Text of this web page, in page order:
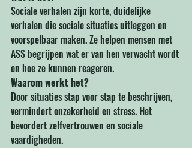
Sociale verhalen zijn korte, duidelijke
verhalen die sociale situaties uitleggen en
voorspelbaar maken. Ze helpen mensen met
ASS begrijpen wat er van hen verwacht wordt
en hoe ze kunnen reageren.
Waarom werkt het?
Door situaties stap voor stap te beschrijven,
vermindert onzekerheid en stress. Het
bevordert zelfvertrouwen en sociale
vaardigheden.